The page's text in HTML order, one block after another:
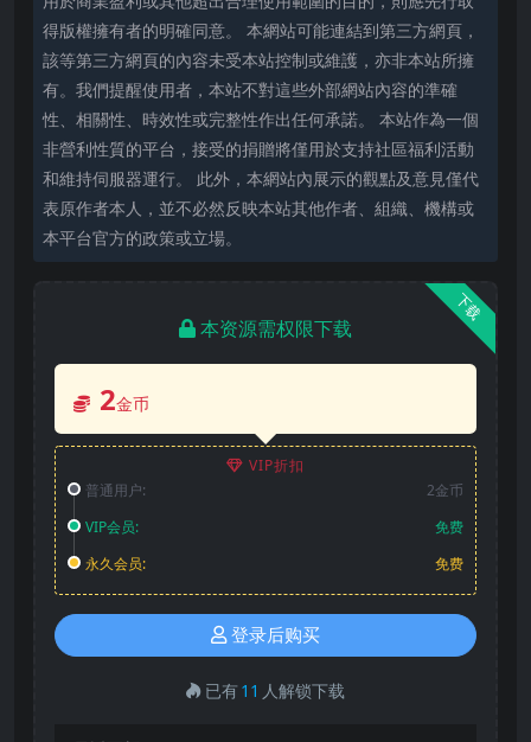
得版權擁有者的明確同意。 本網站可能連結到第三方網頁，
該等第三方網頁的內容未受本站控制或維護，亦非本站所擁
有。我們提醒使用者，本站不對這些外部網站內容的準確
性、相關性、時效性或完整性作出任何承諾。 本站作為一個
非營利性質的平台，接受的捐贈將僅用於支持社區福利活動
和維持伺服器運行。 此外，本網站內展示的觀點及意見僅代
表原作者本人，並不必然反映本站其他作者、組織、機構或
本平台官方的政策或立場。
下载
本资源需权限下载
2金币
VIP折扣
普通用户:
2金币
VIP会员:
免费
永久会员:
免费
登录后购买
已有11 人解锁下载